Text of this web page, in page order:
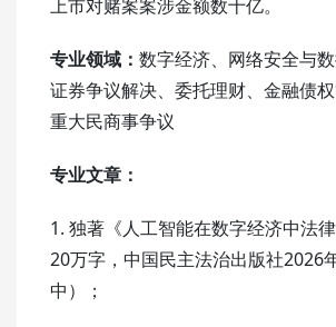
上市对赌案案涉金额数十亿。
专业领域： 数字经济、网络安全与
证券争议解决、委托理财、金融债权
重大民商事争议
专业文章：
1. 独著《人工智能在数字经济中法
20万字，中国民主法治出版社2026
中）；